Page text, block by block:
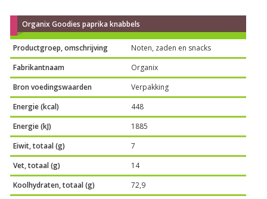
Organix Goodies paprika knabbels
Productgroep, omschrijving
Noten, zaden en snacks
Fabrikantnaam
Organix
Bron voedingswaarden
Verpakking
Energie (kcal)
448
Energie (kJ)
1885
Eiwit, totaal (g)
7
Vet, totaal (g)
14
Koolhydraten, totaal (g)
72,9